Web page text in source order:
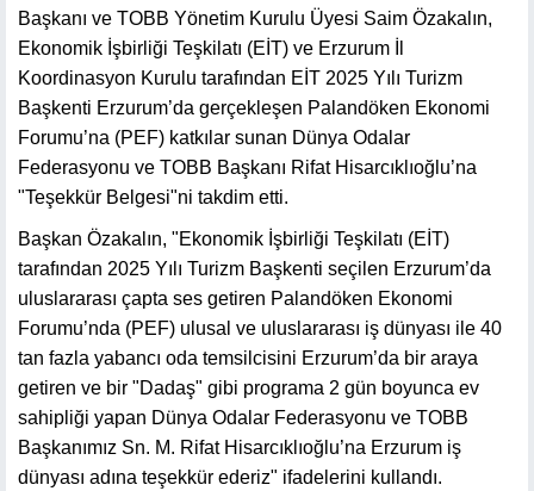
Başkanı ve TOBB Yönetim Kurulu Üyesi Saim Özakalın,
Ekonomik İşbirliği Teşkilatı (EİT) ve Erzurum İl
Koordinasyon Kurulu tarafından EİT 2025 Yılı Turizm
Başkenti Erzurum’da gerçekleşen Palandöken Ekonomi
Forumu’na (PEF) katkılar sunan Dünya Odalar
Federasyonu ve TOBB Başkanı Rifat Hisarcıklıoğlu’na
"Teşekkür Belgesi"ni takdim etti.
Başkan Özakalın, "Ekonomik İşbirliği Teşkilatı (EİT)
tarafından 2025 Yılı Turizm Başkenti seçilen Erzurum’da
uluslararası çapta ses getiren Palandöken Ekonomi
Forumu’nda (PEF) ulusal ve uluslararası iş dünyası ile 40
tan fazla yabancı oda temsilcisini Erzurum’da bir araya
getiren ve bir "Dadaş" gibi programa 2 gün boyunca ev
sahipliği yapan Dünya Odalar Federasyonu ve TOBB
Başkanımız Sn. M. Rifat Hisarcıklıoğlu’na Erzurum iş
dünyası adına teşekkür ederiz" ifadelerini kullandı.